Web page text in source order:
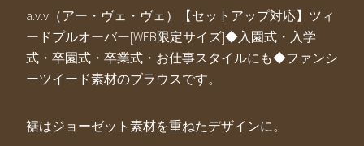
a.v.v（アー・ヴェ・ヴェ）【セットアップ対応】ツィ
ードプルオーバー[WEB限定サイズ]◆入園式・入学
式・卒園式・卒業式・お仕事スタイルにも◆ファンシ
ーツイード素材のブラウスです。
裾はジョーゼット素材を重ねたデザインに。